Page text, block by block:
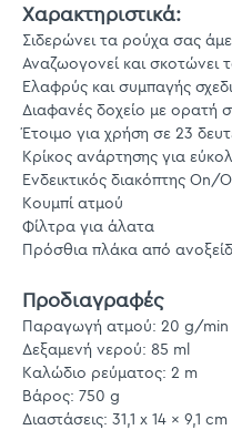
Χαρακτηριστικά:
Σιδερώνει τα ρούχα σας
Αναζωογονεί και σκοτώνει
Ελαφρύς και συμπαγής
Διαφανές δοχείο με ορατή
Έτοιμο για χρήση σε 23
Κρίκος ανάρτησης για
Ενδεικτικός διακόπτης On/
Κουμπί ατμού
Φίλτρα για άλατα
Πρόσθια πλάκα από
Προδιαγραφές
Παραγωγή ατμού: 20 g/min
Δεξαμενή νερού: 85 ml
Καλώδιο ρεύματος: 2 m
Βάρος: 750 g
Διαστάσεις: 31,1 x 14 x 9,1 cm